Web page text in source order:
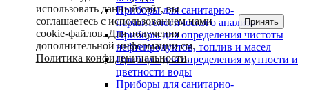
Приборы для санитарно-
паразитологического анализа
Приборы для определения чистоты
нефтепродуктов, топлив и масел
Приборы для определения мутности и
цветности воды
Приборы для санитарно-
использовать данный сайт, вы
соглашаетесь с использованием нами
cookie-файлов. Для получения
дополнительной информации см.
Политика конфиденциальности.
Принять